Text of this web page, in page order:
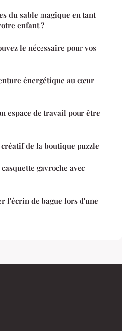
du sable magique en tant
enfant ?
le nécessaire pour vos
énergétique au cœur
espace de travail pour être
de la boutique puzzle
gavroche avec
l'écrin de bague lors d'une